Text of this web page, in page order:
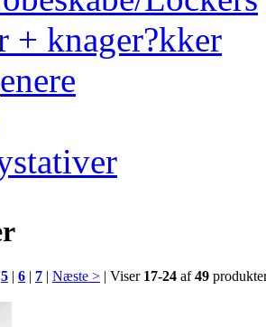
+ knager?kker
5 | 6 | 7 | Næste > | Viser 17-24 af49